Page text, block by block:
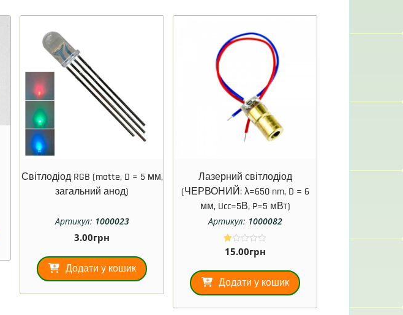
Світлодіод RGB (matte, D = 5 мм,
загальний анод)
Артикул: 1000023
3.00грн
Додати у кошик
Лазерний світлодіод
(ЧЕРВОНИЙ: λ=650 nm, D = 6
мм, Ucc=5В, P=5 мВт)
Артикул: 1000082
О
ці
но
в
1.
00
15.00грн
Додати у кошик